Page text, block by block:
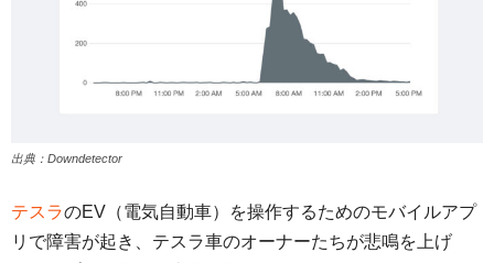
出典：Downdetector
テスラのEV（電気自動車）を操作するためのモバイルアプ
リで障害が起き、テスラ車のオーナーたちが悲鳴を上げ